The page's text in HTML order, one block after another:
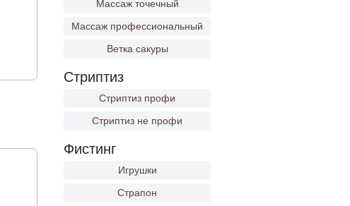
Массаж точечный
Массаж профессиональный
Ветка сакуры
Стриптиз
Стриптиз профи
Стриптиз не профи
Фистинг
Игрушки
Страпон